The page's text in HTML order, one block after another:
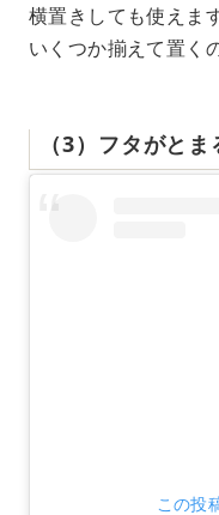
横置きしても使えます
いくつか揃えて置く
（3）フタがと
この投